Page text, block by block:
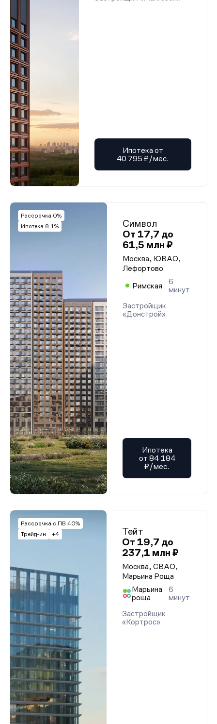
Ипотека от
40 795 ₽/мес.
Рассрочка 0%
Ипотека 8.1%
Символ
От 17,7 до
61,5 млн ₽
Москва, ЮВАО,
Лефортово
Римская
6
минут
Застройщик
«Донстрой»
Ипотека
от 84 184
₽/мес.
Рассрочка с ПВ 40%
Трейд-ин
+4
Тейт
От 19,7 до
237,1 млн ₽
Москва, СВАО,
Марьина Роща
Марьина
роща
6
минут
Застройщик
«Кортрос»